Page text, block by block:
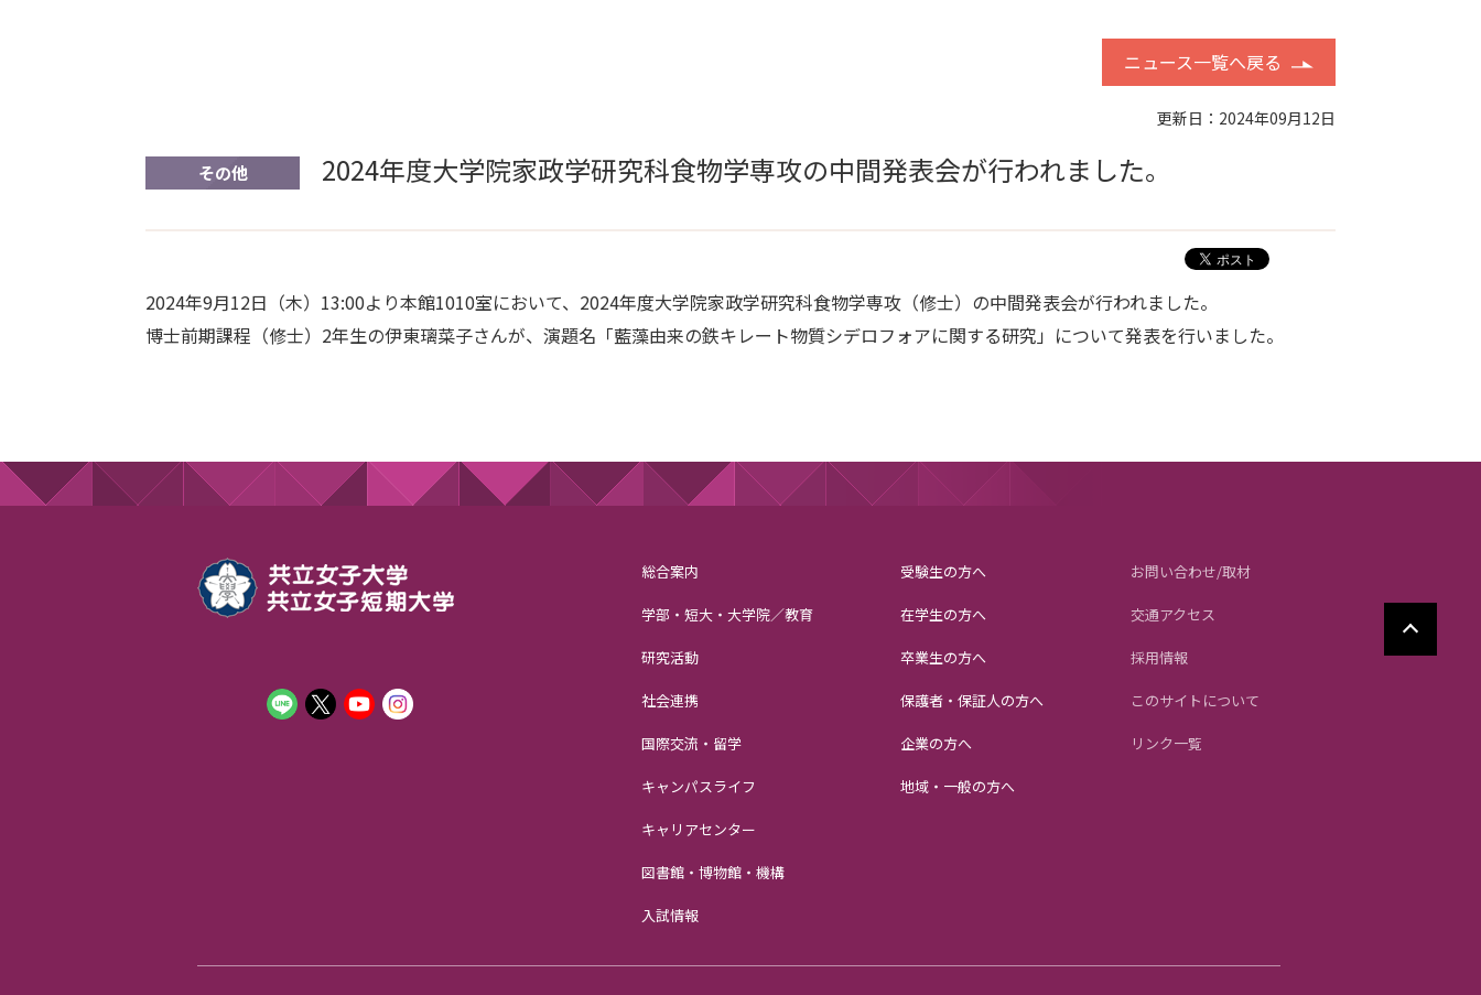
ニュース一覧へ戻る
更新日：2024年09月12日
その他 2024年度大学院家政学研究科食物学専攻の中間発表会が行われました。
2024年9月12日（木）13:00より本館1010室において、2024年度大学院家政学研究科食物学専攻（修士）の中間発表会が行われました。
博士前期課程（修士）2年生の伊東璃菜子さんが、演題名「藍藻由来の鉄キレート物質シデロフォアに関する研究」について発表を行いました。
総合案内
学部・短大・大学院／教育
研究活動
社会連携
国際交流・留学
キャンパスライフ
キャリアセンター
図書館・博物館・機構
入試情報
受験生の方へ
在学生の方へ
卒業生の方へ
保護者・保証人の方へ
企業の方へ
地域・一般の方へ
お問い合わせ/取材
交通アクセス
採用情報
このサイトについて
リンク一覧